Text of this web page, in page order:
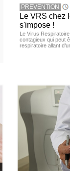
PREVENTION
Le VRS chez
s'impose !
Le Virus
contagieux qui peut
respiratoire allant